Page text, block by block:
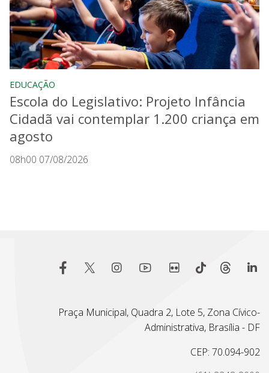
EDUCAÇÃO
Escola do Legislativo: Projeto Infância
Cidadã vai contemplar 1.200 criança em
agosto
08h00 07/08/2026
Praça Municipal, Quadra 2, Lote 5, Zona Cívico-
Administrativa, Brasília - DF
CEP: 70.094-902